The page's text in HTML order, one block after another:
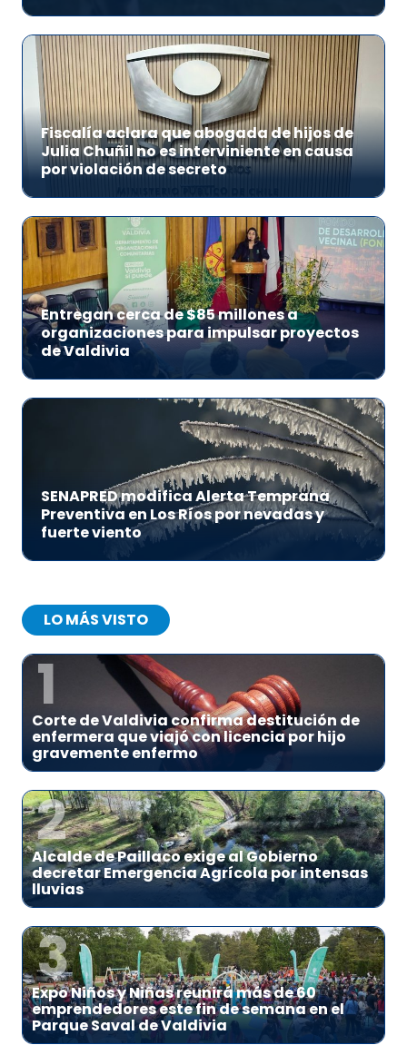
Fiscalía aclara que abogada de hijos de
Julia Chuñil no es interviniente en causa
por violación de secreto
Entregan cerca de $85 millones a
organizaciones para impulsar proyectos
de Valdivia
SENAPRED modifica Alerta Temprana
Preventiva en Los Ríos por nevadas y
fuerte viento
LO MÁS VISTO
1
Corte de Valdivia confirma destitución de
enfermera que viajó con licencia por hijo
gravemente enfermo
2
Alcalde de Paillaco exige al Gobierno
decretar Emergencia Agrícola por intensas
lluvias
3
Expo Niños y Niñas reunirá más de 60
emprendedores este fin de semana en el
Parque Saval de Valdivia